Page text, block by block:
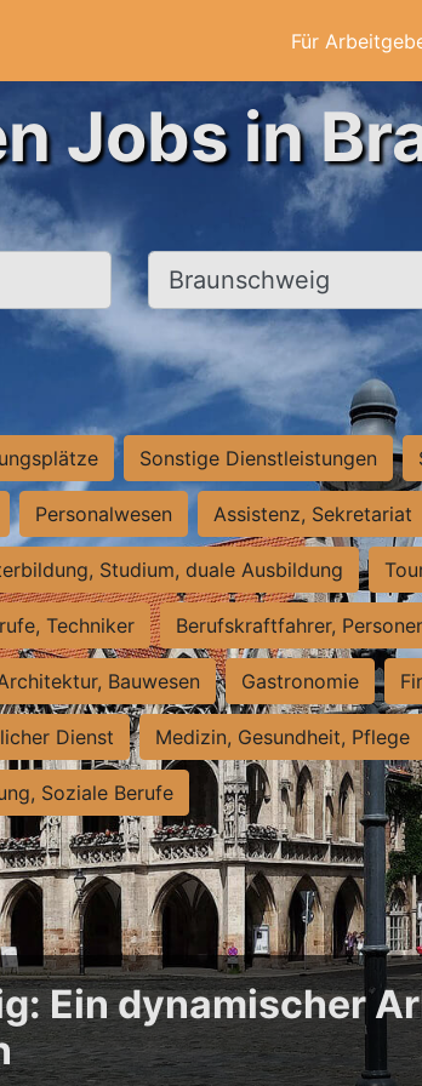
Für
Jobs in
Ort, Stadt
Sonstige Dienstleistungen
Personalwesen Assistenz, Sekretariat
Studium, duale Ausbildung
Techniker Berufskraftfahrer,
Bauwesen Gastronomie
Dienst Medizin, Gesundheit, Pflege
Soziale Berufe
Ein dynamischer